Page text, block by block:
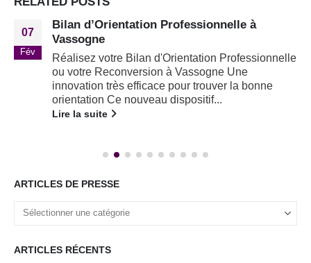
07
Fév
Bilan d’Orientation Professionnelle à
Vassogne
Réalisez votre Bilan d'Orientation Professionnelle
ou votre Reconversion à Vassogne Une
innovation très efficace pour trouver la bonne
orientation Ce nouveau dispositif...
Lire la suite
ARTICLES DE PRESSE
ARTICLES RÉCENTS